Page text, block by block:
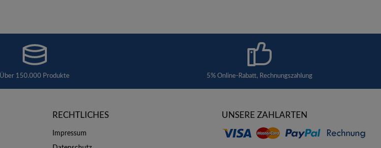
Über 150.000 Produkte 5% Online-Rabatt, Rechnungszahlung
RECHTLICHES
Impressum
UNSERE ZAHLARTEN